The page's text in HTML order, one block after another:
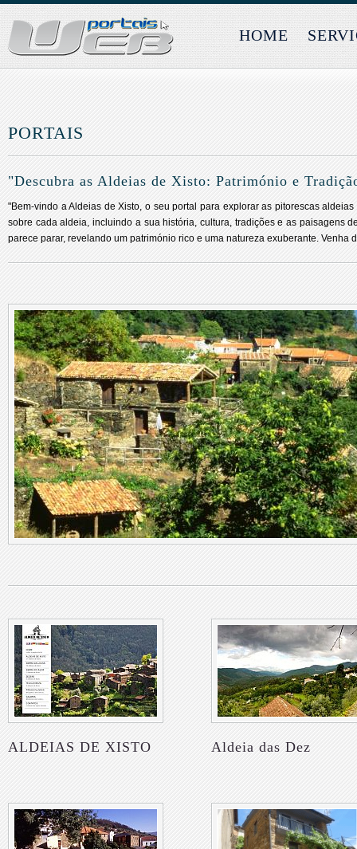
HOME
PORTAIS
"Descubra as Aldeias de Xisto: Património e
"Bem-vindo a Aldeias de Xisto, o seu portal para explorar as pitorescas
sobre cada aldeia, incluindo a sua história, cultura, tradições e as paisagens
parece parar, revelando um património rico e uma natureza exuberante.
ALDEIAS DE XISTO Aldeia das Dez